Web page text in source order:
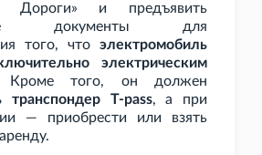
Дороги» и предъявить
документы для
того, что электромобиль
электрическим
того, он должен
транспондер T-pass, а при
— приобрести или взять